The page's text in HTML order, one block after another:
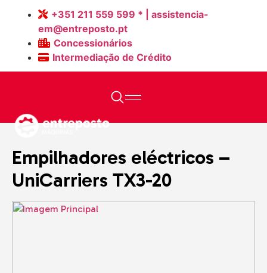
+351 211 559 599 * | assistencia-
em@entreposto.pt
Concessionários
Intermediação de Crédito
Empilhadores eléctricos – UniCarriers TX3-
Empilhadores eléctricos –
UniCarriers TX3-20